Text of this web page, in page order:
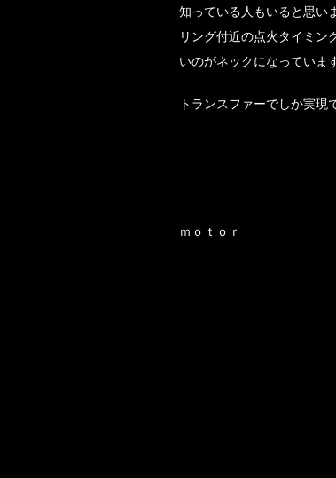
知っている人もいると思い
リング付近の点火タイミ
いのがネックになっていま
トランスファーでしか実現
ｍｏｔｏｒ